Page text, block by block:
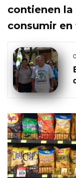
contienen
consumir